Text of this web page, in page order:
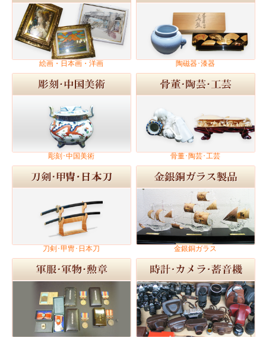
絵画・日本画・洋画 陶磁器･漆器
彫刻･中国美術 骨董･陶芸･工芸
刀剣･甲冑･日本刀 金銀銅ガラス